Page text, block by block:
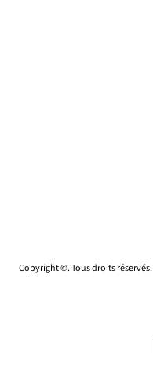
Copyright ©. Tous droits réservés.